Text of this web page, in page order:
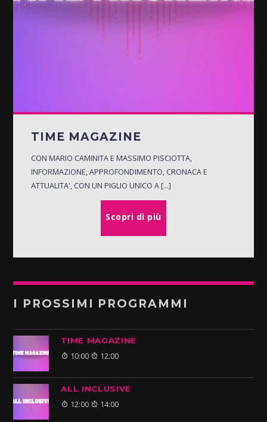
TIME MAGAZINE
CON MARIO CAMINITA E MASSIMO PISCIOTTA,
INFORMAZIONE, APPROFONDIMENTO, CRONACA E
ATTUALITA', CON UN PIGLIO UNICO A [...]
Scopri di più
I PROSSIMI PROGRAMMI
TIME MAGAZINE
10:00 12:00
ALL INCLUSIVE
12:00 14:00